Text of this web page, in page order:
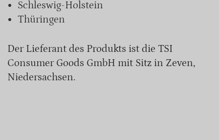
Schleswig-Holstein
Thüringen
Der Lieferant des Produkts ist die TSI
Consumer Goods GmbH mit Sitz in Zeven,
Niedersachsen.